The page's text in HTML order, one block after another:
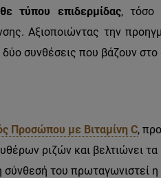
τύπου επιδερμίδας, τόσο
Αξιοποιώντας την
συνθέσεις που βάζουν
Προσώπου με Βιταμίνη C,
ριζών και βελτιώνει
σύνθεσή του πρωταγωνιστεί η